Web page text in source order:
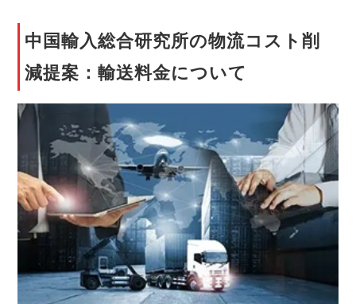
中国輸入総合研究所の物流コスト削
減提案：輸送料金について